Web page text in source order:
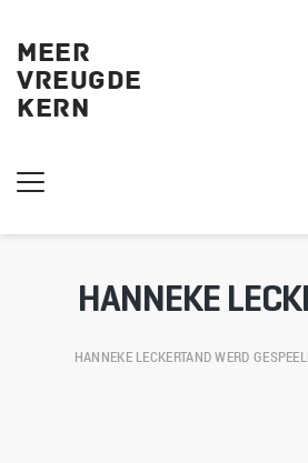
MEER
VREUGDE
KERN
HANNEKE
HANNEKE LECKERTAND WERD